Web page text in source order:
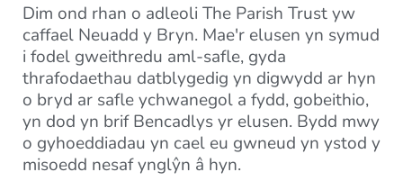
Dim ond rhan o adleoli The Parish Trust yw
caffael Neuadd y Bryn. Mae'r elusen yn symud
i fodel gweithredu aml-safle, gyda
thrafodaethau datblygedig yn digwydd ar hyn
o bryd ar safle ychwanegol a fydd, gobeithio,
yn dod yn brif Bencadlys yr elusen. Bydd mwy
o gyhoeddiadau yn cael eu gwneud yn ystod y
misoedd nesaf ynglŷn â hyn.